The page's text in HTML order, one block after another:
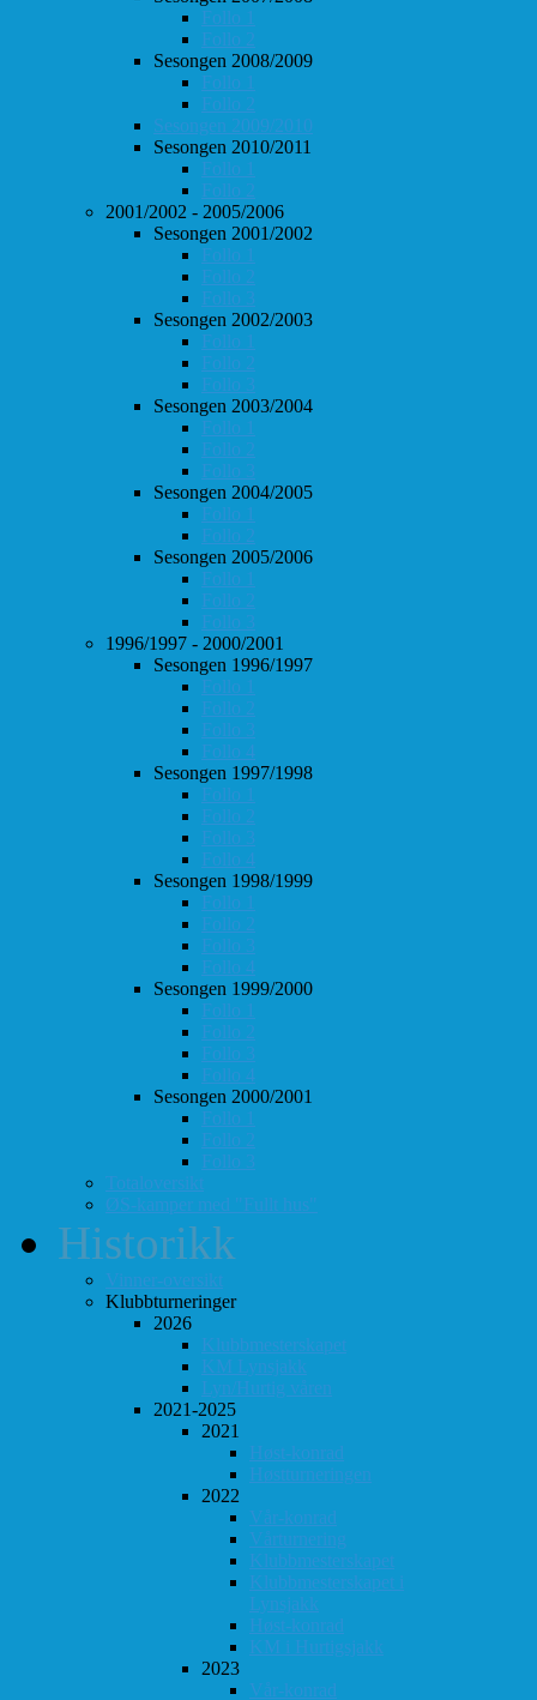
Follo 1
Follo 2
Sesongen 2008/2009
Follo 1
Follo 2
Sesongen 2009/2010
Sesongen 2010/2011
Follo 1
Follo 2
2001/2002 - 2005/2006
Sesongen 2001/2002
Follo 1
Follo 2
Follo 3
Sesongen 2002/2003
Follo 1
Follo 2
Follo 3
Sesongen 2003/2004
Follo 1
Follo 2
Follo 3
Sesongen 2004/2005
Follo 1
Follo 2
Sesongen 2005/2006
Follo 1
Follo 2
Follo 3
1996/1997 - 2000/2001
Sesongen 1996/1997
Follo 1
Follo 2
Follo 3
Follo 4
Sesongen 1997/1998
Follo 1
Follo 2
Follo 3
Follo 4
Sesongen 1998/1999
Follo 1
Follo 2
Follo 3
Follo 4
Sesongen 1999/2000
Follo 1
Follo 2
Follo 3
Follo 4
Sesongen 2000/2001
Follo 1
Follo 2
Follo 3
Totaloversikt
ØS-kamper med "Fullt hus"
Historikk
Vinner-oversikt
Klubbturneringer
2026
Klubbmesterskapet
KM Lynsjakk
Lyn/Hurtig våren
2021-2025
2021
Høst-konrad
Høstturneringen
2022
Vår-konrad
Vårturnering
Klubbmesterskapet
Klubbmesterskapet i
Lynsjakk
Høst-konrad
KM i Hurtigsjakk
2023
Vår-konrad